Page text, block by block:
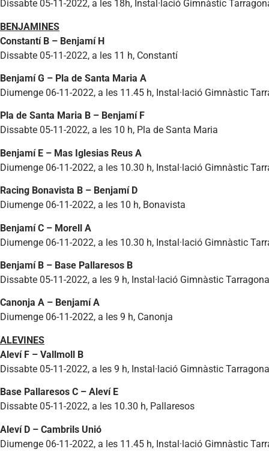
Dissabte 05-11-2022, a les 18h, Instal·lació Gimnàstic
BENJAMINES
Constantí B – Benjamí H
Dissabte 05-11-2022, a les 11 h, Constantí
Benjamí G – Pla de Santa Maria A
Diumenge 06-11-2022, a les 11.45 h, Instal·lació Gimnàstic
Pla de Santa Maria B – Benjamí F
Dissabte 05-11-2022, a les 10 h, Pla de Santa Maria
Benjamí E – Mas Iglesias Reus A
Diumenge 06-11-2022, a les 10.30 h, Instal·lació Gimnàstic
Racing Bonavista B – Benjamí D
Diumenge 06-11-2022, a les 10 h, Bonavista
Benjamí C – Morell A
Diumenge 06-11-2022, a les 10.30 h, Instal·lació Gimnàstic
Benjamí B – Base Pallaresos B
Dissabte 05-11-2022, a les 9 h, Instal·lació Gimnàstic Tarragona
Canonja A – Benjamí A
Diumenge 06-11-2022, a les 9 h, Canonja
ALEVINES
Aleví F – Vallmoll B
Dissabte 05-11-2022, a les 9 h, Instal·lació Gimnàstic Tarragona
Base Pallaresos C – Aleví E
Dissabte 05-11-2022, a les 10.30 h, Pallaresos
Aleví D – Cambrils Unió
Diumenge 06-11-2022, a les 11.45 h, Instal·lació Gimnàstic